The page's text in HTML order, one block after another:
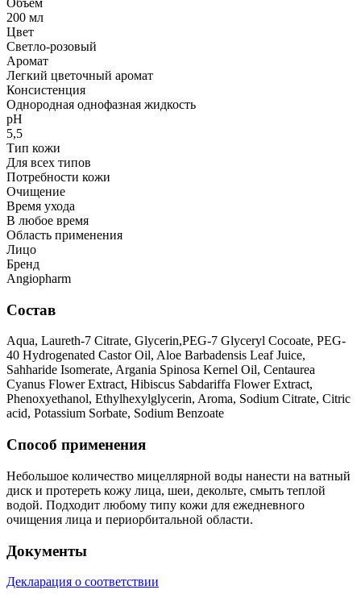
Объём
200 мл
Цвет
Светло-розовый
Аромат
Легкий цветочный аромат
Консистенция
Однородная однофазная жидкость
рН
5,5
Тип кожи
Для всех типов
Потребности кожи
Очищение
Время ухода
В любое время
Область применения
Лицо
Бренд
Angiopharm
Состав
Aqua, Laureth-7 Citrate, Glycerin,PEG-7 Glyceryl Cocoate, PEG-
40 Hydrogenated Castor Oil, Aloe Barbadensis Leaf Juice,
Sahharide Isomerate, Argania Spinosa Kernel Oil, Centaurea
Cyanus Flower Extract, Hibiscus Sabdariffa Flower Extract,
Phenoxyethanol, Ethylhexylglycerin, Aroma, Sodium Citrate, Citric
acid, Potassium Sorbate, Sodium Benzoate
Способ применения
Небольшое количество мицеллярной воды нанести на ватный
диск и протереть кожу лица, шеи, декольте, смыть теплой
водой. Подходит любому типу кожи для ежедневного
очищения лица и периорбитальной области.
Документы
Декларация о соответствии